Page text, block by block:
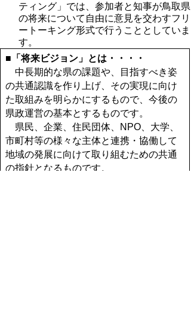
ティング」では、参加者と知事が鳥取県
の将来について自由に意見を交わすフリ
ートーキング形式で行うこととしていま
す。
■「将来ビジョン」とは・・・・
中長期的な県の課題や、目指すべき姿
の共通認識を作り上げ、その実現に向け
た取組みを明らかにするもので、今後の
県政運営の基本とするものです。
県民、企業、住民団体、NPO、大学、
市町村等の様々な主体と連携・協働して
地域の発展に向けて取り組むための共通
の指針となるものです。